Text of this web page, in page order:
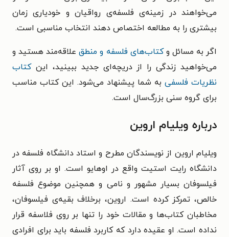
می‌خواهند در زمینه‌ی فلسفه‌ی رواقیان و خودیاری زمان
بیشتری را به مطالعه اختصاص دهند انتخاب مناسبی است.
اگر به مسائل وکتاب‌های فلسفه و منطقعلاقه‌مند هستید و
می‌خواهید زندگی را از دریچه‌ای جدید ببینید، اینکتاب
نظریات فلسفی به شما پیشنهاد می‌شود. این کتاب مناسب
برای گروه سنی بزرگ‌سال است.
درباره ویلیام اروین
ویلیام اروین از نویسندگان مطرح و استاد دانشگاه فلسفه در
دانشگاه رایت استیت واقع در اوهایو است. او بر روی آثار
فیلسوفان بسیار مشهور و نامی و همچنین موضوع فلسفه
خالص، تمرکز کرده است. اروین، برخلاف بقیه‌ی فیلسوفان،
مخاطبان کتاب‌ها و مقالات خود را تنها بر روی فلاسفه قرار
نداده است. او عقیده دارد که کاربرد فلسفه باید برای افرادی